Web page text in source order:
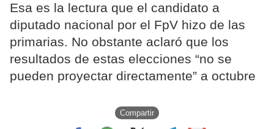
Esa es la lectura que el candidato a
diputado nacional por el FpV hizo de las
primarias. No obstante aclaró que los
resultados de estas elecciones “no se
pueden proyectar directamente” a octubre
Compartir